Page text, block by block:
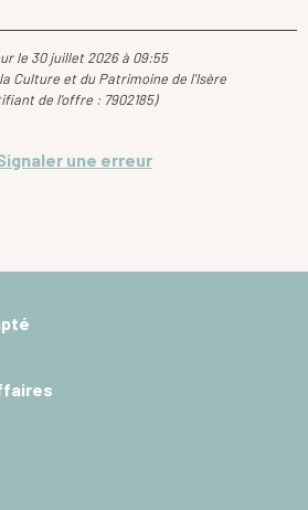
le 30 juillet 2026 à 09:55
Culture et du Patrimoine de l'Isère
de l'offre : 7902185)
une erreur